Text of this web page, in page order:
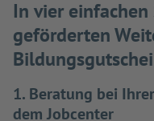
In vier
geförderten
1. Beratung bei
dem Jobcenter